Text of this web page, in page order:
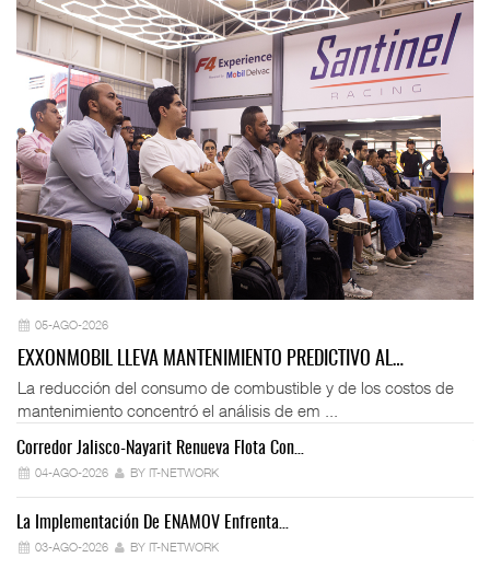
05-AGO-2026
EXXONMOBIL LLEVA MANTENIMIENTO PREDICTIVO AL…
La reducción del consumo de combustible y de los costos de
mantenimiento concentró el análisis de em ...
Corredor Jalisco-Nayarit Renueva Flota Con…
04-AGO-2026 BY IT-NETWORK
La Implementación De ENAMOV Enfrenta…
03-AGO-2026 BY IT-NETWORK